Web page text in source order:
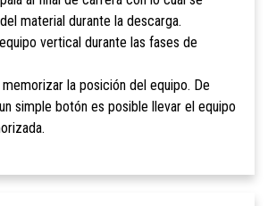
material durante la descarga.
vertical durante las fases de
la posición del equipo. De
simple botón es posible llevar el equipo